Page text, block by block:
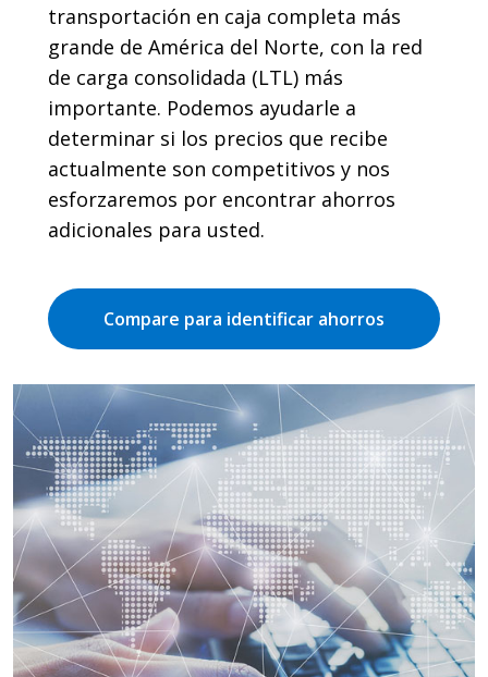
transportación en caja completa más
grande de América del Norte, con la red
de carga consolidada (LTL) más
importante. Podemos ayudarle a
determinar si los precios que recibe
actualmente son competitivos y nos
esforzaremos por encontrar ahorros
adicionales para usted.
Compare para identificar ahorros